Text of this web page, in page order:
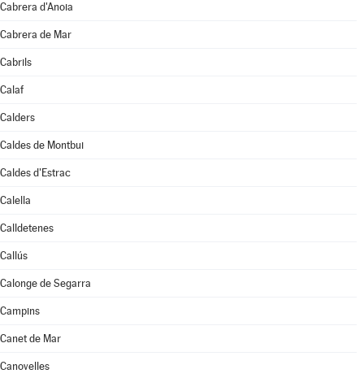
Cabrera d'Anoia
Cabrera de Mar
Cabrils
Calaf
Calders
Caldes de Montbui
Caldes d'Estrac
Calella
Calldetenes
Callús
Calonge de Segarra
Campins
Canet de Mar
Canovelles